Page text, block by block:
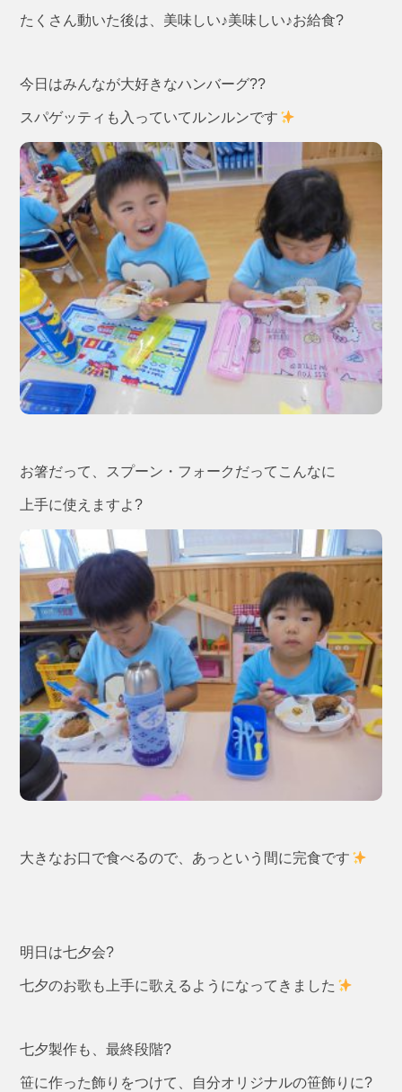
たくさん動いた後は、美味しい♪美味しい♪お給食?
今日はみんなが大好きなハンバーグ??
スパゲッティも入っていてルンルンです
お箸だって、スプーン・フォークだってこんなに
上手に使えますよ?
大きなお口で食べるので、あっという間に完食です
明日は七夕会?
七夕のお歌も上手に歌えるようになってきました
七夕製作も、最終段階?
笹に作った飾りをつけて、自分オリジナルの笹飾りに?